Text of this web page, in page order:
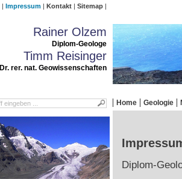
Impressum Kontakt Sitemap
Rainer Olzem
Diplom-Geologe
Timm Reisinger
Dr. rer. nat. Geowissenschaften
Home Geologie
Diplom-